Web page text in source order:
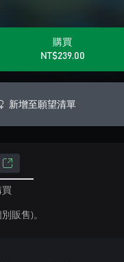
購買
NT$239.00
新增至願望清單
販售)。